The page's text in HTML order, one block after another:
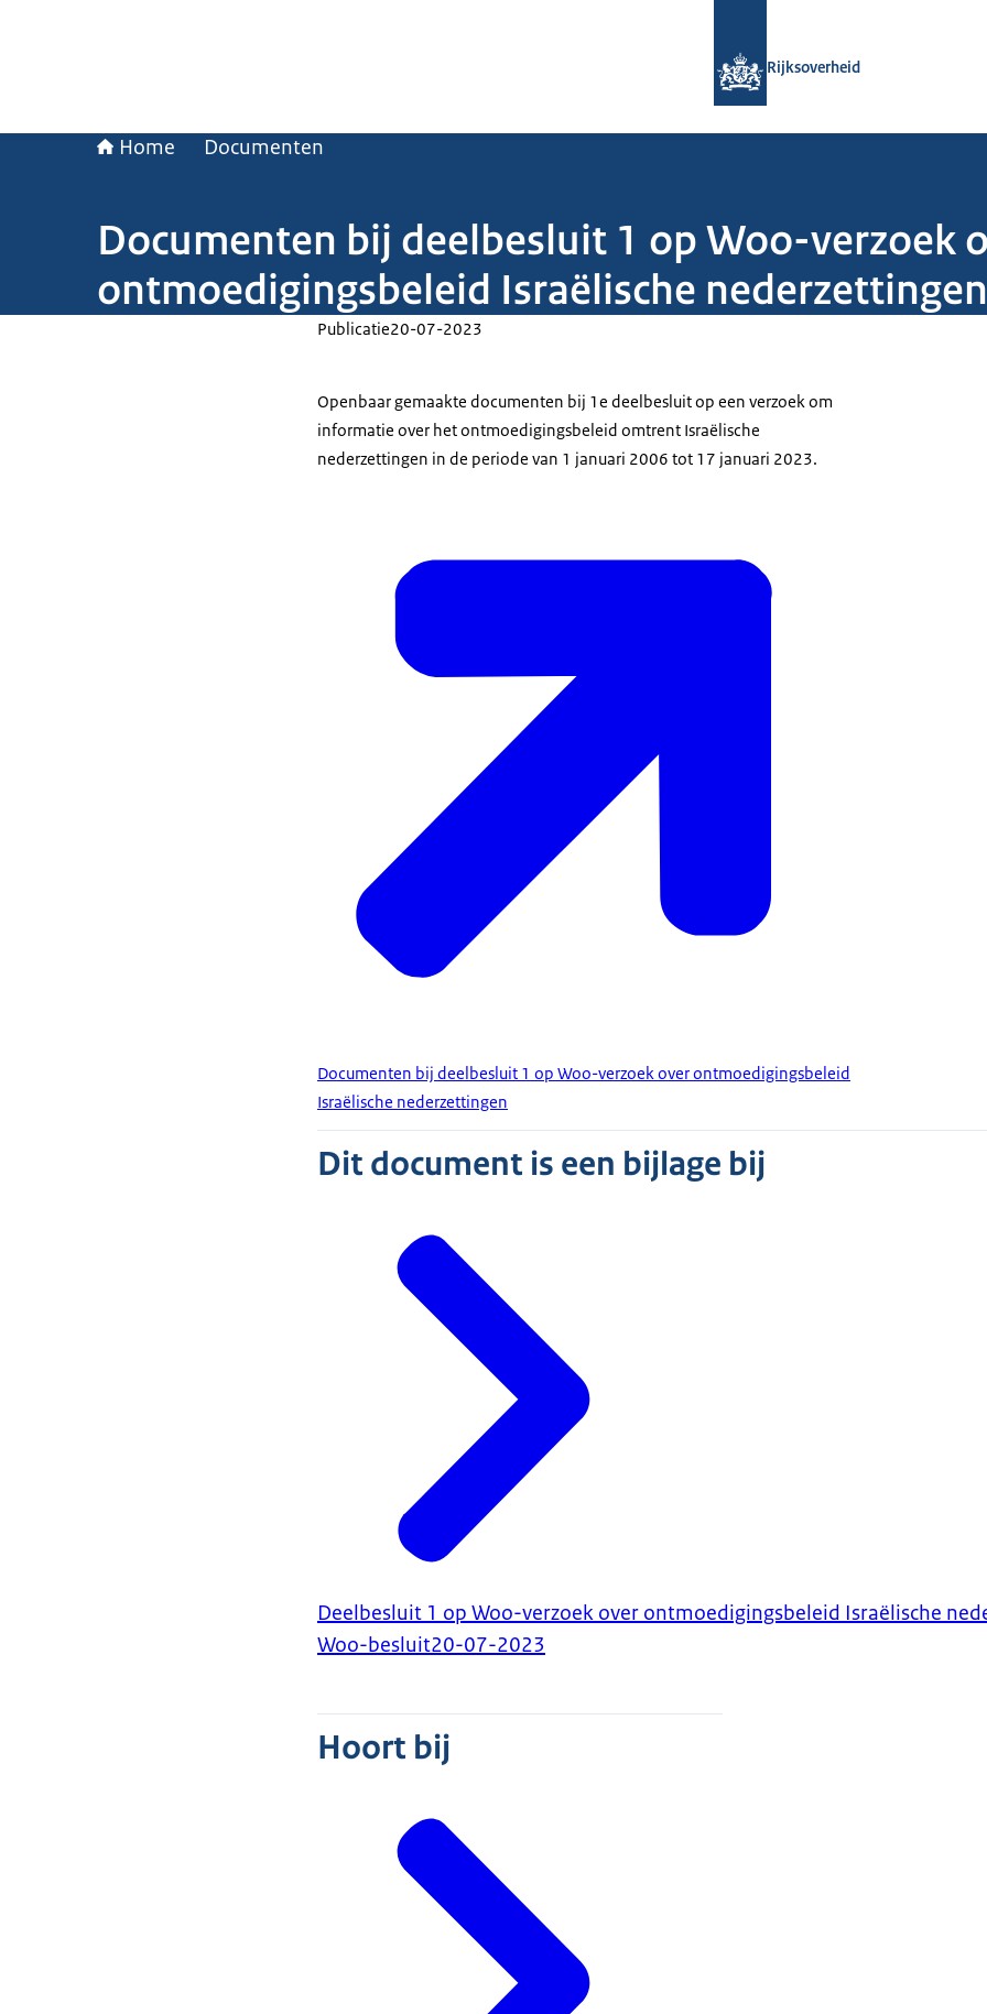
Rijksoverheid
Home Documenten
Documenten bij deelbesluit 1 op Woo-verzoek
ontmoedigingsbeleid Israëlische nederzettingen
Publicatie20-07-2023
Openbaar gemaakte documenten bij 1e deelbesluit op een verzoek om
informatie over het ontmoedigingsbeleid omtrent Israëlische
nederzettingen in de periode van 1 januari 2006 tot 17 januari 2023.
Documenten bij deelbesluit 1 op Woo-verzoek over ontmoedigingsbeleid
Israëlische nederzettingen
Dit document is een bijlage bij
Deelbesluit 1 op Woo-verzoek over ontmoedigingsbeleid Israëlische
Woo-besluit20-07-2023
Hoort bij